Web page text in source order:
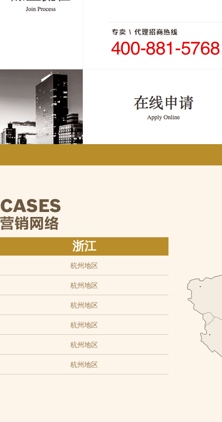
浙江
杭州地区
杭州地区
杭州地区
杭州地区
杭州地区
杭州地区